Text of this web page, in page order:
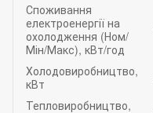
Споживання
електроенергії на
охолодження (Ном/
Мін/Макс), кВт/год
Холодовиробництво,
кВт
Тепловиробництво,